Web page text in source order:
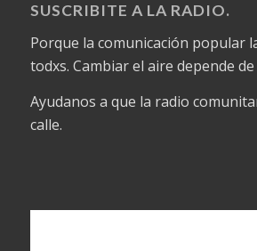
SUSCRIBITE A LA RADIO.
Porque la comunicación popular
todxs. Cambiar el aire depende de
Ayudanos a que la radio
calle.